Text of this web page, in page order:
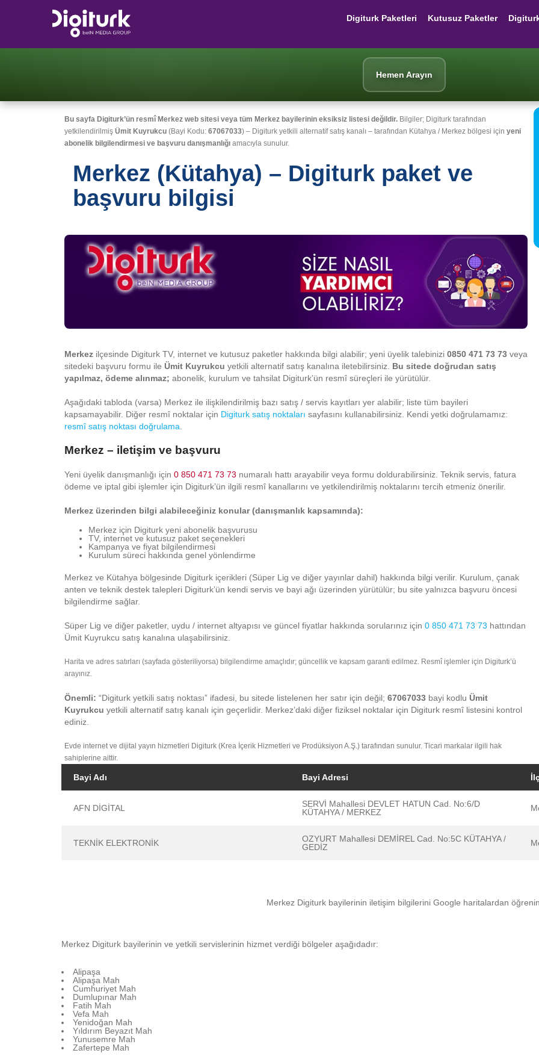
Digiturk Paketleri Kutusuz Paketler
Hemen Arayın
Bu sayfa Digiturk’ün resmî Merkez web sitesi veya tüm Merkez bayilerinin eksiksiz listesi değildir. Bilgiler; Digiturk tarafından
yetkilendirilmiş Ümit Kuyrukcu (Bayi Kodu: 67067033) – Digiturk yetkili alternatif satış kanalı – tarafından Kütahya / Merkez bölgesi için yeni
abonelik bilgilendirmesi ve başvuru danışmanlığı amacıyla sunulur.
Merkez (Kütahya) – Digiturk paket ve
başvuru bilgisi
Merkez ilçesinde Digiturk TV, internet ve kutusuz paketler hakkında bilgi alabilir; yeni üyelik talebinizi 0850 471 73 73 veya
sitedeki başvuru formu ile Ümit Kuyrukcu yetkili alternatif satış kanalına iletebilirsiniz. Bu sitede doğrudan satış
yapılmaz, ödeme alınmaz; abonelik, kurulum ve tahsilat Digiturk’ün resmî süreçleri ile yürütülür.
Aşağıdaki tabloda (varsa) Merkez ile ilişkilendirilmiş bazı satış / servis kayıtları yer alabilir; liste tüm bayileri
kapsamayabilir. Diğer resmî noktalar için Digiturk satış noktaları sayfasını kullanabilirsiniz. Kendi yetki doğrulamamız:
resmî satış noktası doğrulama
Merkez – iletişim ve başvuru
Yeni üyelik danışmanlığı için 0 850 471 73 73 numaralı hattı arayabilir veya formu doldurabilirsiniz. Teknik servis, fatura
ödeme ve iptal gibi işlemler için Digiturk’ün ilgili resmî kanallarını ve yetkilendirilmiş noktalarını tercih etmeniz önerilir.
Merkez üzerinden bilgi alabileceğiniz konular (danışmanlık kapsamında):
Merkez için Digiturk yeni abonelik başvurusu
TV, internet ve kutusuz paket seçenekleri
Kampanya ve fiyat bilgilendirmesi
Kurulum süreci hakkında genel yönlendirme
Merkez ve Kütahya bölgesinde Digiturk içerikleri (Süper Lig ve diğer yayınlar dahil) hakkında bilgi verilir. Kurulum, çanak
anten ve teknik destek talepleri Digiturk’ün kendi servis ve bayi ağı üzerinden yürütülür; bu site yalnızca başvuru öncesi
bilgilendirme sağlar.
Süper Lig ve diğer paketler, uydu / internet altyapısı ve güncel fiyatlar hakkında sorularınız için 0 850 471 73 73 hattından
Ümit Kuyrukcu satış kanalına ulaşabilirsiniz.
Harita ve adres satırları (sayfada gösteriliyorsa) bilgilendirme amaçlıdır; güncellik ve kapsam garanti edilmez. Resmî işlemler için Digiturk’ü
arayınız.
Önemli: “Digiturk yetkili satış noktası” ifadesi, bu sitede listelenen her satır için değil; 67067033 bayi kodlu Ümit
Kuyrukcu yetkili alternatif satış kanalı için geçerlidir. Merkez’daki diğer fiziksel noktalar için Digiturk resmî listesini kontrol
ediniz.
Evde internet ve dijital yayın hizmetleri Digiturk (Krea İçerik Hizmetleri ve Prodüksiyon A.Ş.) tarafından sunulur. Ticari markalar ilgili hak
sahiplerine aittir.
Bayi Adı Bayi Adresi
AFN DİGİTAL
SERVİ Mahallesi DEVLET HATUN Cad. No:6/D
KÜTAHYA / MERKEZ
TEKNİK ELEKTRONİK
OZYURT Mahallesi DEMİREL Cad. No:5C KÜTAHYA /
GEDİZ
Merkez Digiturk bayilerinin iletişim bilgilerini Google haritalardan
Merkez Digiturk bayilerinin ve yetkili servislerinin hizmet verdiği bölgeler aşağıdadır:
Alipaşa
Alipaşa Mah
Cumhuriyet Mah
Dumlupınar Mah
Fatih Mah
Vefa Mah
Yenidoğan Mah
Yıldırım Beyazıt Mah
Yunusemre Mah
Zafertepe Mah